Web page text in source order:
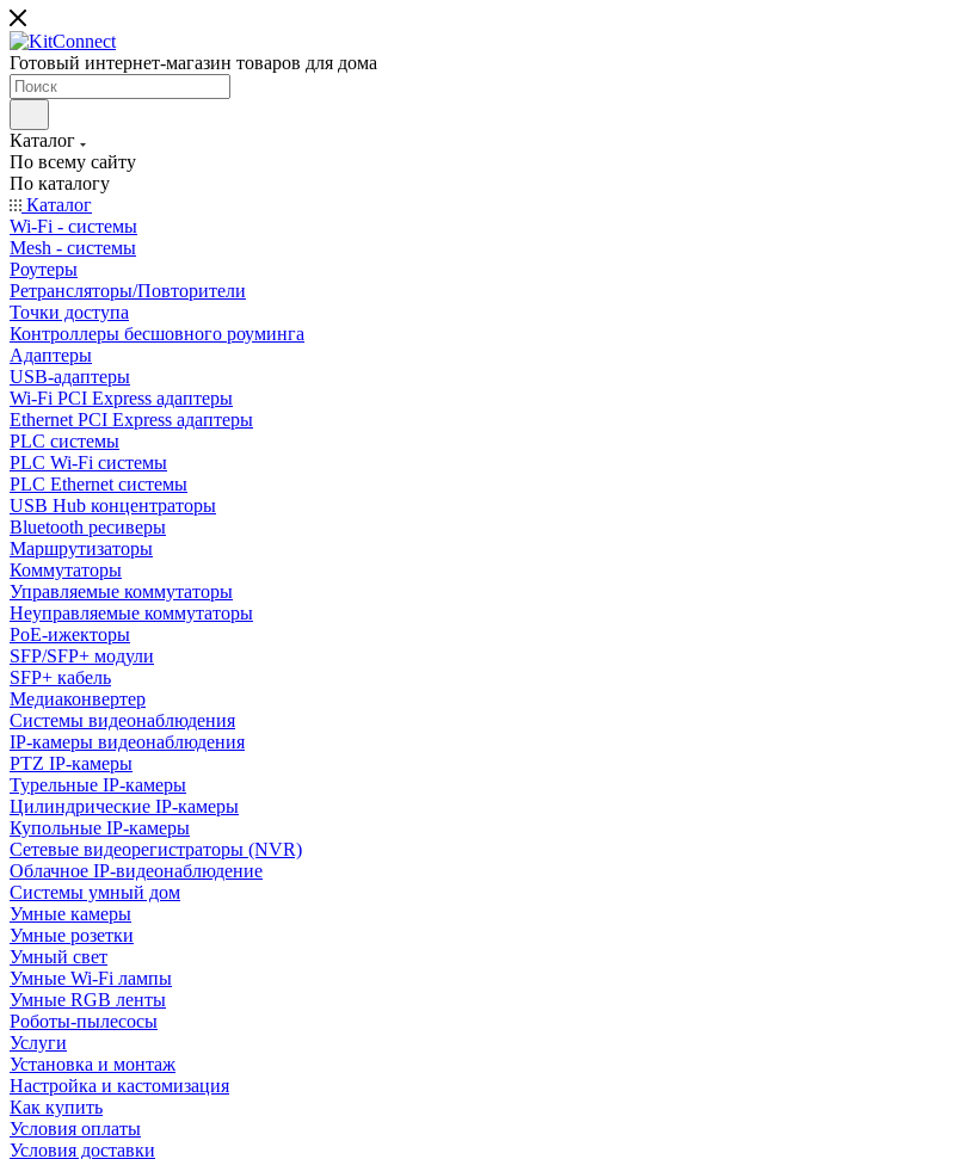
Готовый интернет-магазин товаров для дома
Каталог
По всему сайту
По каталогу
Каталог
Wi-Fi - системы
Mesh - системы
Роутеры
Ретрансляторы/Повторители
Точки доступа
Контроллеры бесшовного роуминга
Адаптеры
USB-адаптеры
Wi-Fi PCI Express адаптеры
Ethernet PCI Express адаптеры
PLC системы
PLC Wi-Fi системы
PLC Ethernet системы
USB Hub концентраторы
Bluetooth ресиверы
Маршрутизаторы
Коммутаторы
Управляемые коммутаторы
Неуправляемые коммутаторы
PoE-ижекторы
SFP/SFP+ модули
SFP+ кабель
Медиаконвертер
Системы видеонаблюдения
IP-камеры видеонаблюдения
PTZ IP-камеры
Турельные IP-камеры
Цилиндрические IP-камеры
Купольные IP-камеры
Сетевые видеорегистраторы (NVR)
Облачное IP-видеонаблюдение
Системы умный дом
Умные камеры
Умные розетки
Умный свет
Умные Wi-Fi лампы
Умные RGB ленты
Роботы-пылесосы
Услуги
Установка и монтаж
Настройка и кастомизация
Как купить
Условия оплаты
Условия доставки